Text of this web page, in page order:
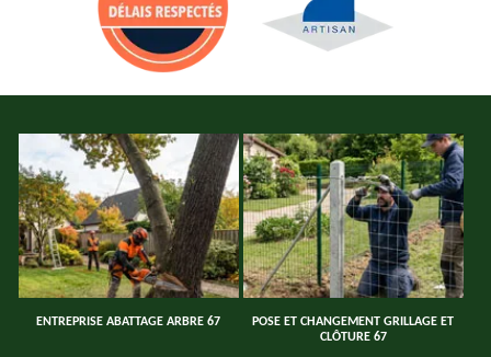
ENTREPRISE ABATTAGE ARBRE 67
POSE ET CHANGEMENT GRILLAGE ET
CLÔTURE 67